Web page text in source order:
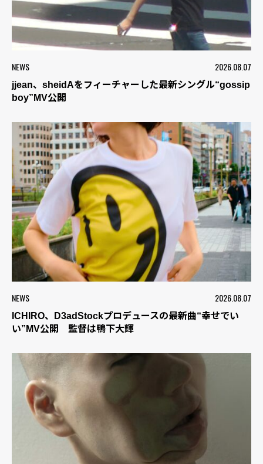
NEWS 2026.08.07
jjean、sheidAをフィーチャーした最新シングル“gossip
boy”MV公開
NEWS 2026.08.07
ICHIRO、D3adStockプロデュースの最新曲“幸せでい
い”MV公開 監督は鴨下大輝